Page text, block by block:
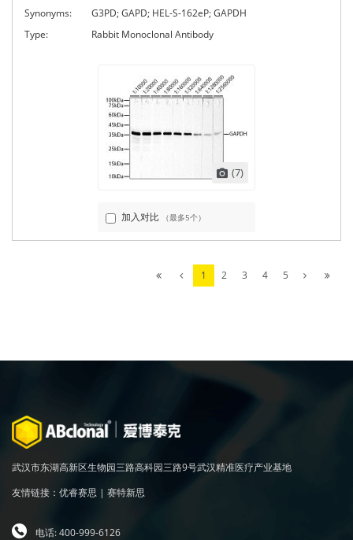
Synonyms:
G3PD; GAPD; HEL-S-162eP; GAPDH
Type:
Rabbit Monoclonal Antibody
(7)
加入对比 （最多5个）
1 2 3 4 5
武汉市东湖高新区生物园三路高科园三路9号武汉精准医疗产业基地
友情链接： 优睿赛思 | 赛特新思
电话: 400-999-6126